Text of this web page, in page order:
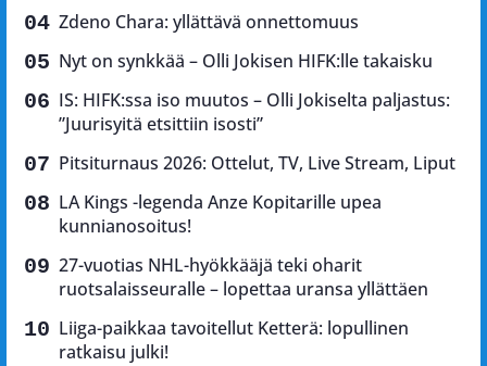
Zdeno Chara: yllättävä onnettomuus
Nyt on synkkää – Olli Jokisen HIFK:lle takaisku
IS: HIFK:ssa iso muutos – Olli Jokiselta paljastus:
”Juurisyitä etsittiin isosti”
Pitsiturnaus 2026: Ottelut, TV, Live Stream, Liput
LA Kings -legenda Anze Kopitarille upea
kunnianosoitus!
27-vuotias NHL-hyökkääjä teki oharit
ruotsalaisseuralle – lopettaa uransa yllättäen
Liiga-paikkaa tavoitellut Ketterä: lopullinen
ratkaisu julki!